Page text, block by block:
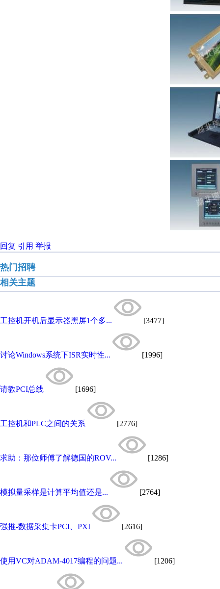
回复 引用 举报
热门招聘
相关主题
工控机开机后显示器黑屏1个多... [3477]
讨论Windows系统下ISR实时性... [1996]
请教PCI总线 [1696]
工控机和PLC之间的关系 [2776]
求助：那位师傅了解德国的ROV... [1286]
模拟量采样是计算平均值还是... [2764]
强推-数据采集卡PCI、PXI [2616]
使用VC对ADAM-4017编程的问题... [1206]